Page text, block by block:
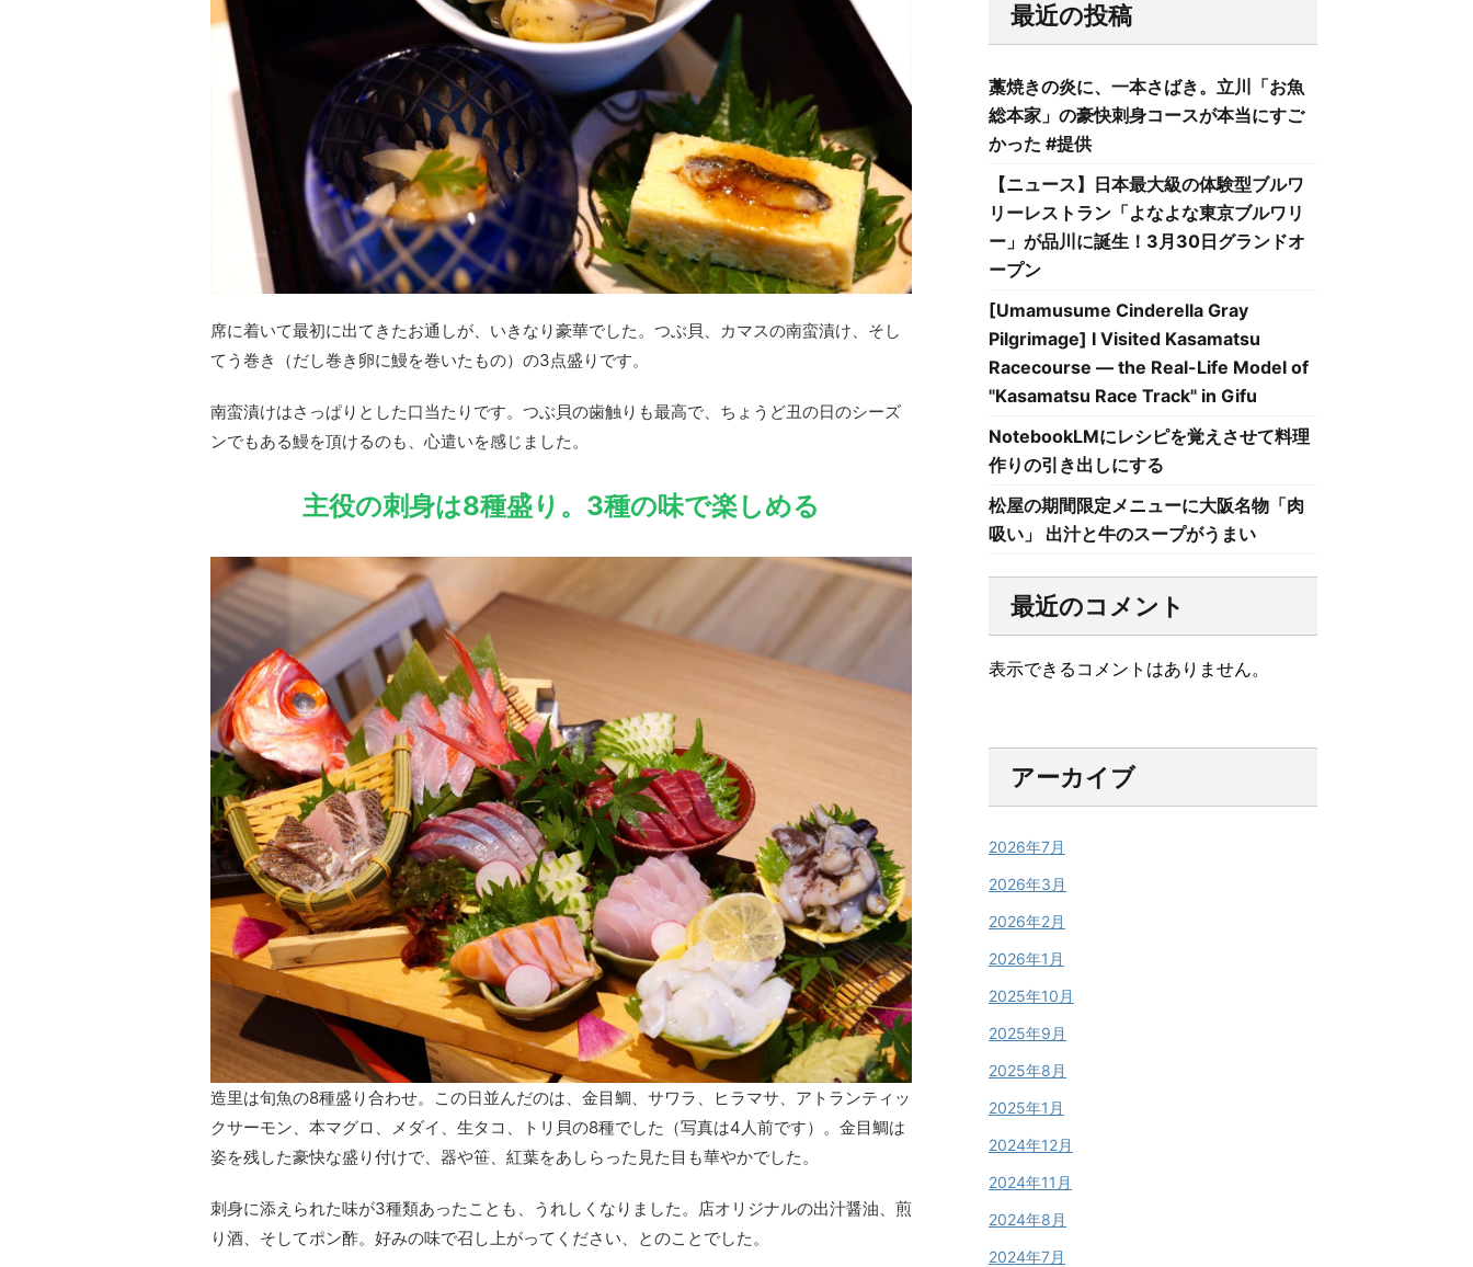
席に着いて最初に出てきたお通しが、いきなり豪華でした。つぶ貝、カマスの南蛮漬け、そし
てう巻き（だし巻き卵に鰻を巻いたもの）の3点盛りです。
南蛮漬けはさっぱりとした口当たりです。つぶ貝の歯触りも最高で、ちょうど丑の日のシーズ
ンでもある鰻を頂けるのも、心遣いを感じました。
主役の刺身は8種盛り。3種の味で楽しめる
造里は旬魚の8種盛り合わせ。この日並んだのは、金目鯛、サワラ、ヒラマサ、アトランティッ
クサーモン、本マグロ、メダイ、生タコ、トリ貝の8種でした（写真は4人前です）。金目鯛は
姿を残した豪快な盛り付けで、器や笹、紅葉をあしらった見た目も華やかでした。
刺身に添えられた味が3種類あったことも、うれしくなりました。店オリジナルの出汁醤油、煎
り酒、そしてポン酢。好みの味で召し上がってください、とのことでした。
最近の投稿
藁焼きの炎に、一本さばき。立川「お魚
総本家」の豪快刺身コースが本当にすご
かった #提供
【ニュース】日本最大級の体験型ブルワ
リーレストラン「よなよな東京ブルワリ
ー」が品川に誕生！3月30日グランドオ
ープン
[Umamusume Cinderella Gray
Pilgrimage] I Visited Kasamatsu
Racecourse — the Real-Life Model of
"Kasamatsu Race Track" in Gifu
NotebookLMにレシピを覚えさせて料理
作りの引き出しにする
松屋の期間限定メニューに大阪名物「肉
吸い」 出汁と牛のスープがうまい
最近のコメント
表示できるコメントはありません。
アーカイブ
2026年7月
2026年3月
2026年2月
2026年1月
2025年10月
2025年9月
2025年8月
2025年1月
2024年12月
2024年11月
2024年8月
2024年7月